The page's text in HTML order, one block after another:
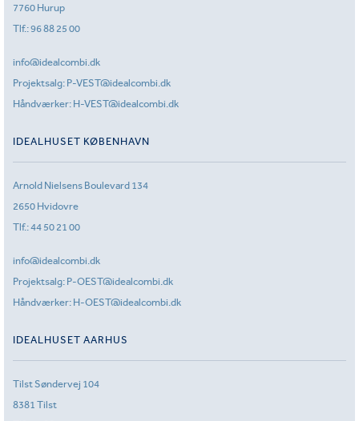
7760 Hurup
Tlf.:96 88 25 00
info@idealcombi.dk
Projektsalg: P-VEST@idealcombi.dk
Håndværker: H-VEST@idealcombi.dk
IDEALHUSET KØBENHAVN
Arnold Nielsens Boulevard 134
2650 Hvidovre
Tlf.:44 50 21 00
info@idealcombi.dk
Projektsalg: P-OEST@idealcombi.dk
Håndværker: H-OEST@idealcombi.dk
IDEALHUSET AARHUS
Tilst Søndervej 104
8381 Tilst